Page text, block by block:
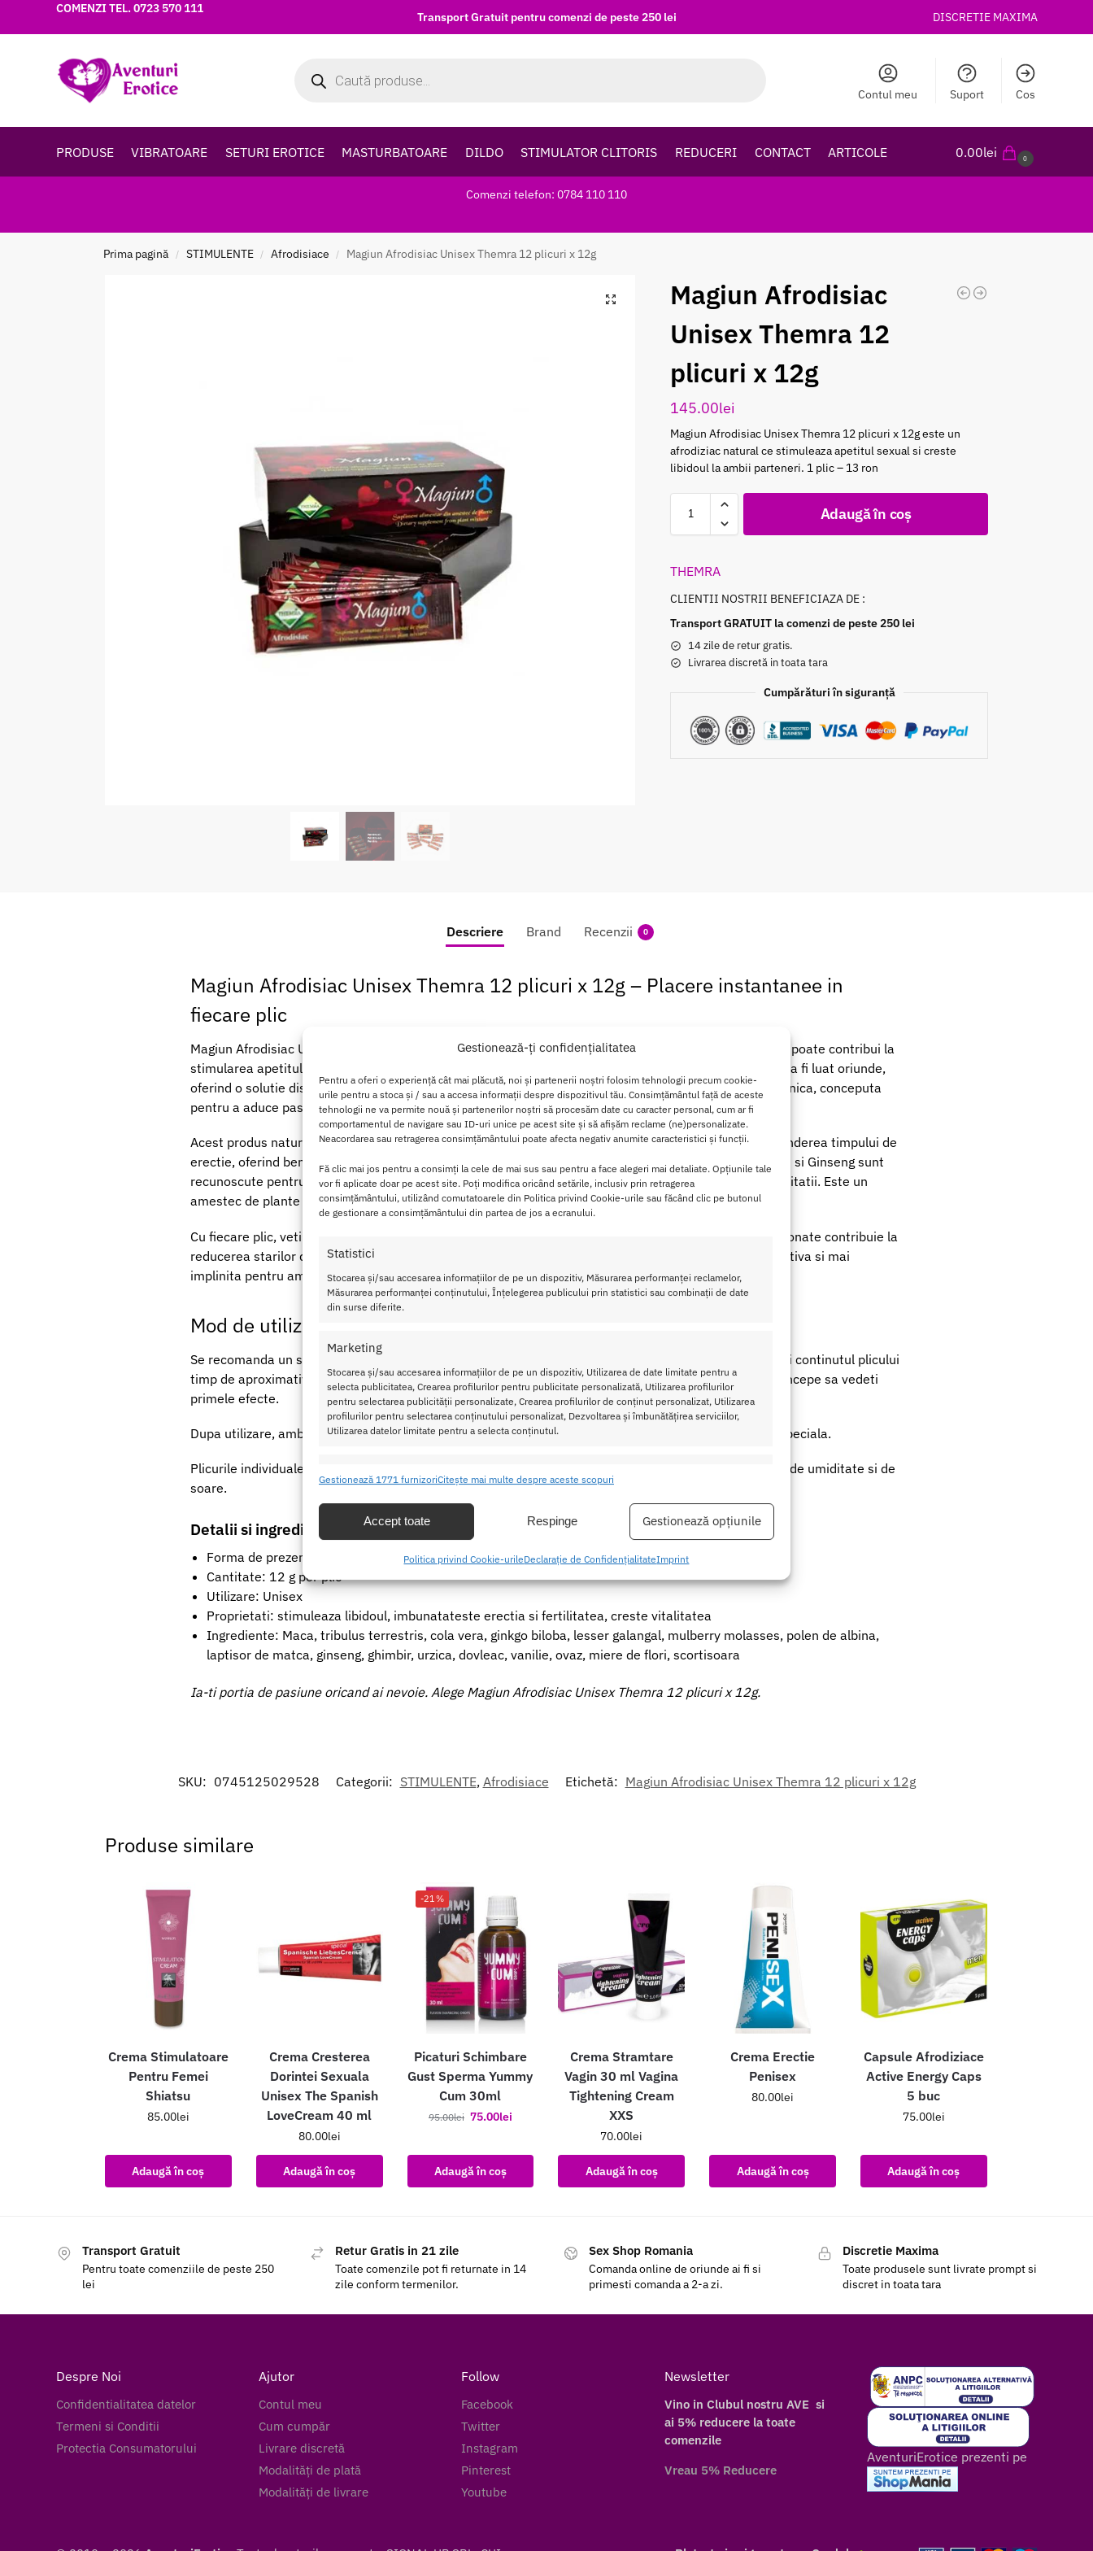
Gestionează-ți confidențialitatea
Pentru a oferi o experiență cât mai plăcută, noi și partenerii noștri folosim tehnologii precum cookie-
urile pentru a stoca și / sau a accesa informații despre dispozitivul tău. Consimțământul față de aceste
tehnologii ne va permite nouă și partenerilor noștri să procesăm date cu caracter personal, cum ar fi
comportamentul de navigare sau ID-uri unice pe acest site și să afișăm reclame (ne)personalizate.
Neacordarea sau retragerea consimțământului poate afecta negativ anumite caracteristici și funcții.
Fă clic mai jos pentru a consimți la cele de mai sus sau pentru a face alegeri mai detaliate. Opțiunile tale
vor fi aplicate doar pe acest site. Poți modifica oricând setările, inclusiv prin retragerea
consimțământului, utilizând comutatoarele din Politica privind Cookie-urile sau făcând clic pe butonul
de gestionare a consimțământului din partea de jos a ecranului.
Statistici
Stocarea și/sau accesarea informațiilor de pe un dispozitiv, Măsurarea performanței reclamelor,
Măsurarea performanței conținutului, Înțelegerea publicului prin statistici sau combinații de date
din surse diferite.
Marketing
Stocarea și/sau accesarea informațiilor de pe un dispozitiv, Utilizarea de date limitate pentru a
selecta publicitatea, Crearea profilurilor pentru publicitate personalizată, Utilizarea profilurilor
pentru selectarea publicității personalizate, Crearea profilurilor de conținut personalizat, Utilizarea
profilurilor pentru selectarea conținutului personalizat, Dezvoltarea și îmbunătățirea serviciilor,
Utilizarea datelor limitate pentru a selecta conținutul.
dispozitive, Identificarea dispozitivelor pe baza informațiilor transmise automat.
baza informațiilor solicitate în mod activ.
Asigurarea securității, prevenirea și detectarea fraudei și corectarea
erorilor, Furnizarea și prezentarea publicității și a conținutului,
Salvați și comunicați opțiunile de confidențialitate.
Mereu activ
Gestionează 1771 furnizoriCitește mai multe despre aceste scopuri
Accept toate Respinge Gestionează opțiunile
Politica privind Cookie-urileDeclarație de ConfidențialitateImprint
COMENZI TEL.0723 570 111
Transport Gratuit pentru comenzi de peste 250 lei DISCRETIE MAXIMA
Contul meu Suport Cos
PRODUSE VIBRATOARE SETURI EROTICE MASTURBATOARE DILDO STIMULATOR CLITORIS REDUCERI CONTACT ARTICOLE 0.00lei 0
Comenzi telefon: 0784 110 110
Prima pagină / STIMULENTE / Afrodisiace / Magiun Afrodisiac Unisex Themra 12 plicuri x 12g
Magiun Afrodisiac
Unisex Themra 12
plicuri x 12g
145.00lei
Magiun Afrodisiac Unisex Themra 12 plicuri x 12g este un
afrodiziac natural ce stimuleaza apetitul sexual si creste
libidoul la ambii parteneri. 1 plic – 13 ron
Adaugă în coș
THEMRA
CLIENTII NOSTRII BENEFICIAZA DE :
Transport GRATUIT la comenzi de peste 250 lei
14 zile de retur gratis.
Livrarea discretă in toata tara
Cumpărături în siguranță
Descriere Brand Recenzii 0
Magiun Afrodisiac Unisex Themra 12 plicuri x 12g – Placere instantanee in
fiecare plic
Magiun Afrodisiac Unisex Themra 12 plicuri x 12g este un produs 100% natural, pe baza de plante, ce poate contribui la
stimularea apetitului sexual. Prezentat in plicuri individuale, acest magiun afrodiziac este ideal pentru a fi luat oriunde,
oferind o solutie discreta si convenabila. Combina darurile miraculoase ale naturii intr-o formula puternica, conceputa
pentru a aduce pasiune si vitalitate in viata sexuala.
Acest produs natural poate contribui la imbunatatirea fluxului sanguin, la cresterea libidoului si la extinderea timpului de
erectie, oferind beneficii atat barbatilor, cat si femeilor. Ingredientele precum Maca, Tribulus Terrestris si Ginseng sunt
recunoscute pentru proprietatile lor afrodiziace, ajutand la imbunatatirea tonusului muscular si a fertilitatii. Este un
amestec de plante ce actioneaza in armonie cu corpul, fara efecte secundare nedorite.
Cu fiecare plic, veti redescoperi placerea si increderea. Formula sa cu extracte de plante atent selectionate contribuie la
reducerea starilor de oboseala sexuala si la cresterea energiei, asigurand o experienta sexuala mai activa si mai
implinita pentru ambii parteneri.
Mod de utilizare pentru efecte rapide
Se recomanda un singur plic pe zi, pe stomacul gol. Pentru a beneficia de un efect mai rapid, mestecati continutul plicului
timp de aproximativ un minut inainte de a-l inghiti. In interval de 30-45 de minute dupa utilizare veti incepe sa vedeti
primele efecte.
Dupa utilizare, ambalajul poate fi aruncat. Produsul este usor de consumat si nu necesita preparare speciala.
Plicurile individuale fac produsul foarte usor de transportat si de depozitat. Pastrati-le intr-un loc ferit de umiditate si de
soare.
Detalii si ingrediente cheie
Forma de prezentare: 12 plicuri individuale
Cantitate: 12 g per plic
Utilizare: Unisex
Proprietati: stimuleaza libidoul, imbunatateste erectia si fertilitatea, creste vitalitatea
Ingrediente: Maca, tribulus terrestris, cola vera, ginkgo biloba, lesser galangal, mulberry molasses, polen de albina,
laptisor de matca, ginseng, ghimbir, urzica, dovleac, vanilie, ovaz, miere de flori, scortisoara
Ia-ti portia de pasiune oricand ai nevoie. Alege Magiun Afrodisiac Unisex Themra 12 plicuri x 12g.
SKU: 0745125029528 Categorii: STIMULENTE, Afrodisiace Etichetă: Magiun Afrodisiac Unisex Themra 12 plicuri x 12g
Produse similare
Crema Stimulatoare
Pentru Femei
Shiatsu
85.00lei
Adaugă în coș
Crema Cresterea
Dorintei Sexuala
Unisex The Spanish
LoveCream 40 ml
80.00lei
Adaugă în coș
-21%
Picaturi Schimbare
Gust Sperma Yummy
Cum 30ml
95.00lei 75.00lei
Adaugă în coș
Crema Stramtare
Vagin 30 ml Vagina
Tightening Cream
XXS
70.00lei
Adaugă în coș
Crema Erectie
Penisex
80.00lei
Adaugă în coș
Capsule Afrodiziace
Active Energy Caps
5 buc
75.00lei
Adaugă în coș
Transport Gratuit
Pentru toate comenziile de peste 250
lei
Retur Gratis in 21 zile
Toate comenzile pot fi returnate in 14
zile conform termenilor.
Sex Shop Romania
Comanda online de oriunde ai fi si
primesti comanda a 2-a zi.
Discretie Maxima
Toate produsele sunt livrate prompt si
discret in toata tara
Despre Noi
Confidentialitatea datelor
Termeni si Conditii
Protectia Consumatorului
Ajutor
Contul meu
Cum cumpăr
Livrare discretă
Modalități de plată
Modalități de livrare
Follow
Facebook
Twitter
Instagram
Pinterest
Youtube
Newsletter
Vino in Clubul nostru AVE si
ai 5% reducere la toate
comenzile
Vreau 5% Reducere
AventuriErotice prezenti pe